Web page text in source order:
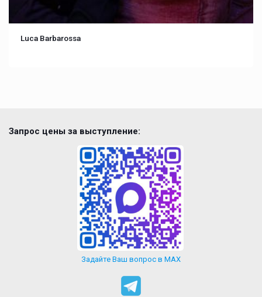
Luca Barbarossa
Запрос цены за выступление:
Задайте Ваш вопрос в MAX